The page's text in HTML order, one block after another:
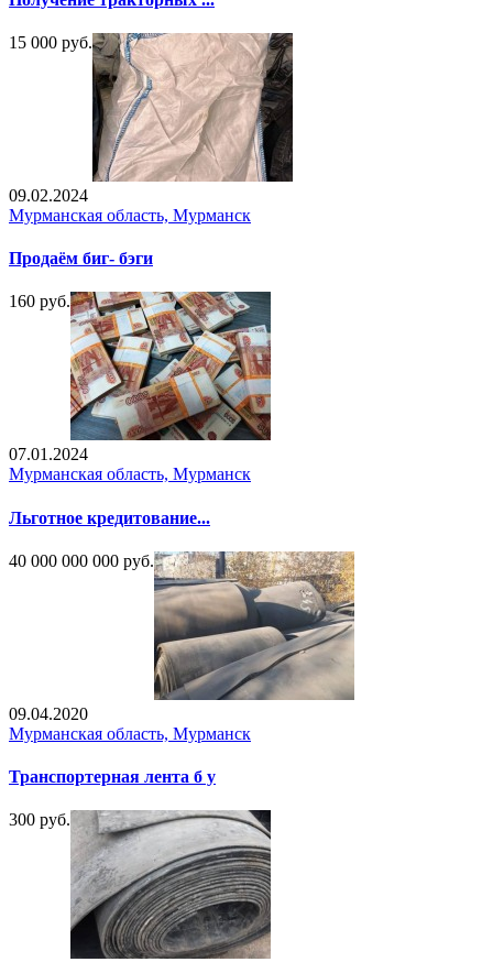
15 000 руб.
09.02.2024
Мурманская область, Мурманск
Продаём биг- бэги
160 руб.
07.01.2024
Мурманская область, Мурманск
Льготное кредитование...
40 000 000 000 руб.
09.04.2020
Мурманская область, Мурманск
Транспортерная лента б у
300 руб.